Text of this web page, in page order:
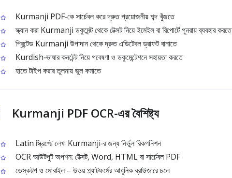
Kurmanji PDF‑কে সার্চেবল করে দ্রুত প্রয়োজনীয় শব্দ খুঁজতে
স্ক্যান করা Kurmanji ডকুমেন্ট থেকে টেক্সট নিয়ে ইমেইল বা রিপোর্টে পুনরায় ব্যবহার করতে
প্রিন্টেড Kurmanji উপাদান থেকে দ্রুত এডিটেবল ড্রাফট বানাতে
Kurdish‑ভাষার কনটেন্ট নিয়ে গবেষণা ও ডকুমেন্টেশনে সহায়তা করতে
হাতে টাইপ করার তুলনায় ভুল কমাতে
Kurmanji PDF OCR‑এর বৈশিষ্ট্য
Latin স্ক্রিপ্টে লেখা Kurmanji‑র জন্য নির্ভুল রিকগনিশন
OCR আউটপুট অপশন: টেক্সট, Word, HTML বা সার্চেবল PDF
ডেস্কটপ ও মোবাইল – উভয় প্ল্যাটফর্মের আধুনিক ব্রাউজারে চলে